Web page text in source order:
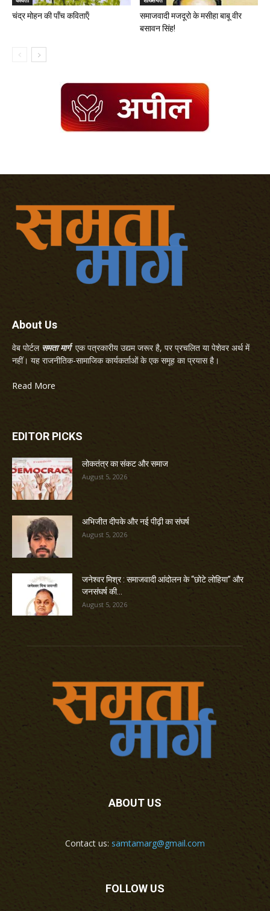
चंद्र मोहन की पॉंच कविताऍं
समाजवादी मजदूरो के मसीहा बाबू वीर
बसावन सिंह!
About Us
वेब पोर्टल समता मार्गएक पत्रकारीय उद्यम जरूर है, पर प्रचलित या पेशेवर अर्थ में
नहीं। यह राजनीतिक-सामाजिक कार्यकर्ताओं के एक समूह का प्रयास है।
Read More
EDITOR PICKS
लोकतंत्र का संकट और समाज
August 5, 2026
अभिजीत दीपके और नई पीढ़ी का संघर्ष
August 5, 2026
जनेश्वर मिश्र : समाजवादी आंदोलन के “छोटे लोहिया” और
जनसंघर्ष की...
August 5, 2026
ABOUT US
Contact us: samtamarg@gmail.com
FOLLOW US